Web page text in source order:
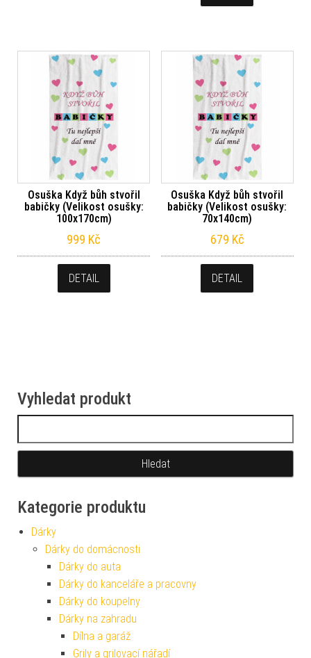
Osuška Když bůh stvořil
babičky (Velikost osušky:
100x170cm)
999 Kč
DETAIL
Osuška Když bůh stvořil
babičky (Velikost osušky:
70x140cm)
679 Kč
DETAIL
Vyhledat produkt
Kategorie produktu
Dárky
Dárky do domácnosti
Dárky do auta
Dárky do kanceláře a pracovny
Dárky do koupelny
Dárky na zahradu
Dílna a garáž
Grily a grilovací nářadí